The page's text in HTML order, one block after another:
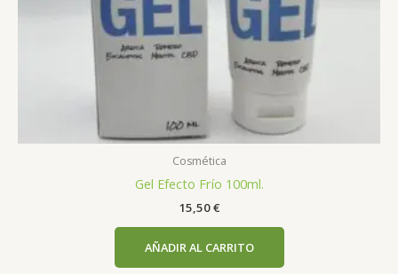
Cosmética
Gel Efecto Frío 100ml.
15,50€
AÑADIR AL CARRITO